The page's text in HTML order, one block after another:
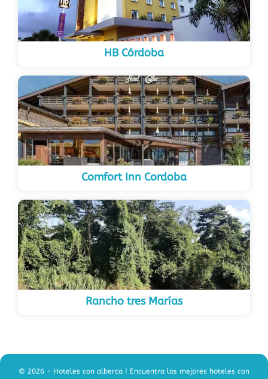
HB Córdoba
Comfort Inn Cordoba
Rancho tres Marías
© 2026 - Hoteles con alberca | Encuentra los mejores hoteles con